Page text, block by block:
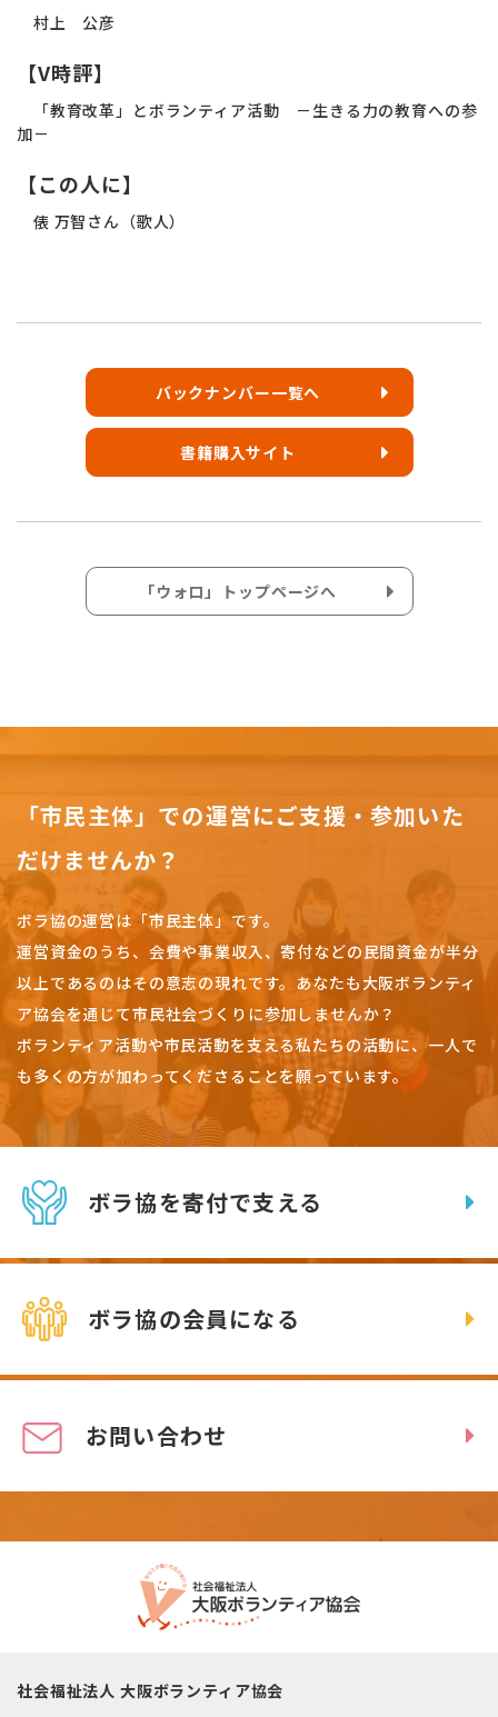
村上 公彦
【V時評】
「教育改革」とボランティア活動 －生きる力の教育への参
加－
【この人に】
俵 万智さん（歌人）
バックナンバー一覧へ
書籍購入サイト
「ウォロ」トップページへ
「市民主体」での運営にご支援・参加いた
だけませんか？
ボラ協の運営は「市民主体」です。
運営資金のうち、会費や事業収入、寄付などの民間資金が半分
以上であるのはその意志の現れです。 あなたも大阪ボランティ
ア協会を通じて市民社会づくりに参加しませんか？
ボランティア活動や市民活動を支える私たちの活動に、一人で
も多くの方が加わってくださることを願っています。
ボラ協を寄付で支える
ボラ協の会員になる
お問い合わせ
社会福祉法人 大阪ボランティア協会